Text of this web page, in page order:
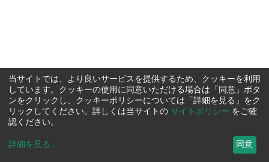
当サイトでは、より良いサービスを提供するため、クッキーを利用
しています。クッキーの使用に同意いただける場合は「同意」ボタ
ンをクリックし、クッキーポリシーについては「詳細を見る」をク
リックしてください。詳しくは当サイトの サイトポリシー をご確
認ください。
詳細を見る ... 同意